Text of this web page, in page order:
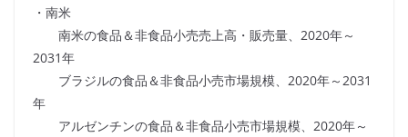
・南米
南米の食品＆非食品小売売上高・販売量、2020年～
2031年
ブラジルの食品＆非食品小売市場規模、2020年～2031
年
アルゼンチンの食品＆非食品小売市場規模、2020年～